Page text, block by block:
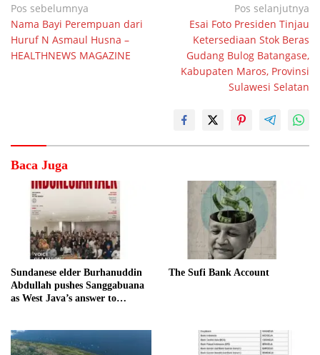
Navigasi
pos
Pos sebelumnya
Nama Bayi Perempuan dari
Huruf N Asmaul Husna –
HEALTHNEWS MAGAZINE
Pos selanjutnya
Esai Foto Presiden Tinjau
Ketersediaan Stok Beras
Gudang Bulog Batangase,
Kabupaten Maros, Provinsi
Sulawesi Selatan
Baca Juga
Sundanese elder Burhanuddin
Abdullah pushes Sanggabuana
as West Java’s answer to
The Sufi Bank Account